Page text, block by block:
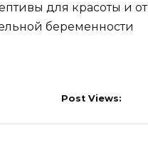
для красоты и от
беременности
Post Views: